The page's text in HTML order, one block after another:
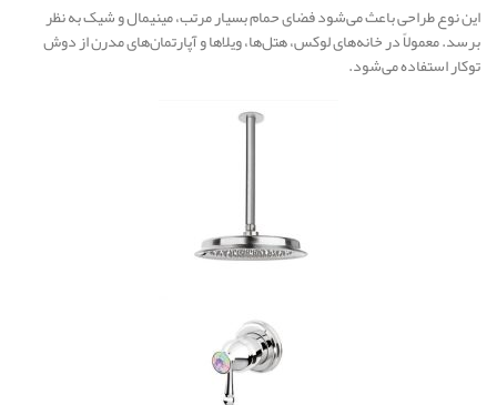
این نوع طراحی باعث می‌شود فضای حمام بسیار مرتب، مینیمال و شیک به نظر
برسد. معمولاً در خانه‌های لوکس، هتل‌ها، ویلاها و آپارتمان‌های مدرن از دوش
توکار استفاده می‌شود.